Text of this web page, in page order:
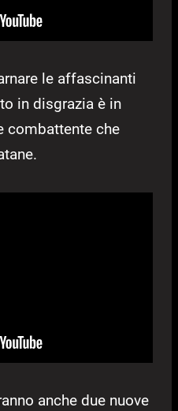
le affascinanti
in disgrazia è in
combattente che
anche due nuove